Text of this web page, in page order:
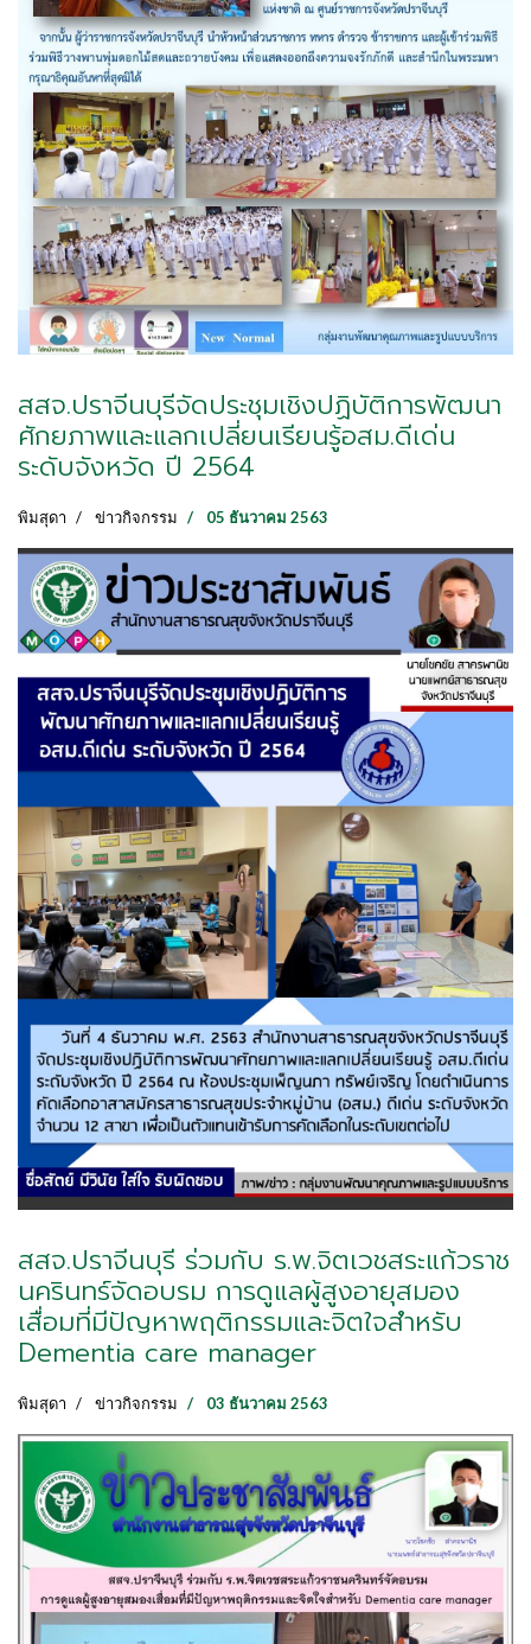
สสจ.ปราจีนบุรีจัดประชุมเชิงปฏิบัติการพัฒนา
ศักยภาพและแลกเปลี่ยนเรียนรู้อสม.ดีเด่น
ระดับจังหวัด ปี 2564
พิมสุดา ข่าวกิจกรรม 05 ธันวาคม 2563
สสจ.ปราจีนบุรี ร่วมกับ ร.พ.จิตเวชสระแก้วราช
นครินทร์จัดอบรม การดูแลผู้สูงอายุสมอง
เสื่อมที่มีปัญหาพฤติกรรมและจิตใจสำหรับ
Dementia care manager
พิมสุดา ข่าวกิจกรรม 03 ธันวาคม 2563